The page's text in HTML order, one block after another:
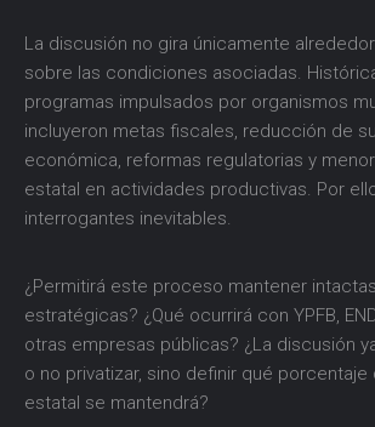
La discusión no gira únicamente
sobre las condiciones asociadas.
programas impulsados por organismos
incluyeron metas fiscales, reducción de
económica, reformas regulatorias y
estatal en actividades productivas. Por
interrogantes inevitables.
¿Permitirá este proceso mantener
estratégicas? ¿Qué ocurrirá con YPFB,
otras empresas públicas? ¿La discusión
o no privatizar, sino definir qué
estatal se mantendrá?